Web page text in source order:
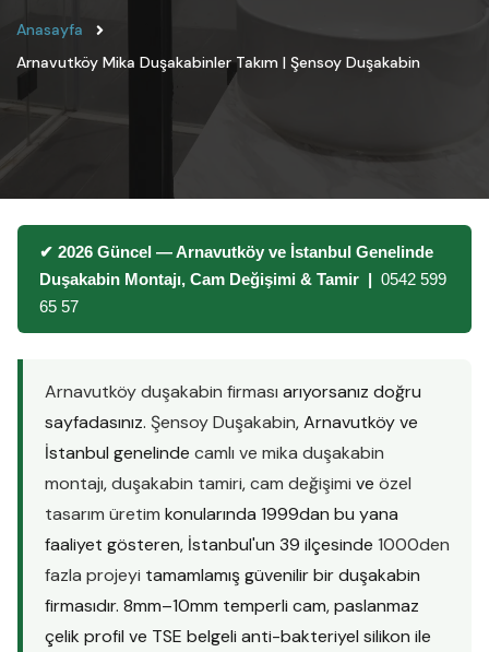
Anasayfa
Arnavutköy Mika Duşakabinler Takım | Şensoy Duşakabin
✔ 2026 Güncel — Arnavutköy ve İstanbul Genelinde
Duşakabin Montajı, Cam Değişimi & Tamir | 0542 599
65 57
Arnavutköy duşakabin firması arıyorsanız doğru
sayfadasınız. Şensoy Duşakabin, Arnavutköy ve
İstanbul genelinde camlı ve mika duşakabin
montajı,duşakabin tamiri,cam değişimi ve özel
tasarım üretim konularında 1999dan bu yana
faaliyet gösteren, İstanbul'un 39 ilçesinde 1000den
fazla projeyi tamamlamış güvenilir bir duşakabin
firmasıdır. 8mm–10mm temperli cam, paslanmaz
çelik profil ve TSE belgeli anti-bakteriyel silikon ile